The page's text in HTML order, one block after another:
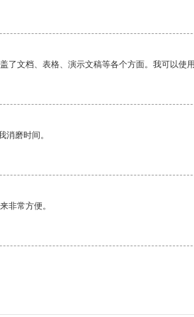
了文档、表格、演示文稿等各个方面。我可以使
消磨时间。
非常方便。